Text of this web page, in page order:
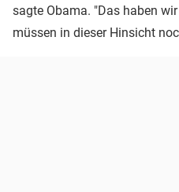
sagte Obama. "Das haben
müssen in dieser Hinsicht